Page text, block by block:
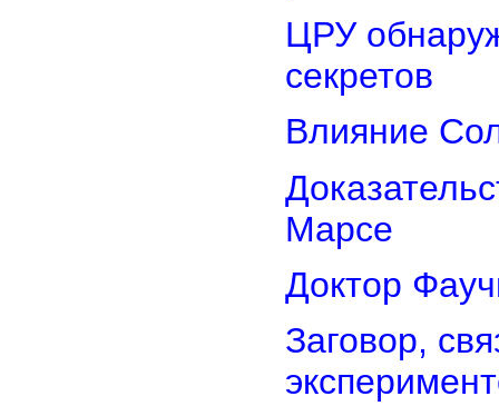
ЦРУ
секретов
Влияние
Марсе
Доктор
Заговор,